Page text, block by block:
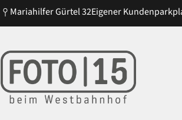
Mariahilfer Gürtel 32Eigener
Zur
Navigation
springen
Zum
Inhalt
springen